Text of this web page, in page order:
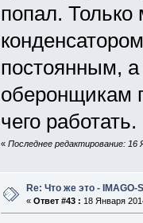
попал. Только
постоянным,
оберонщикам
чего работать.
« Последнее редактирование: 16
Re: Что же это - IMAGO-
« Ответ #43 : 18 Января